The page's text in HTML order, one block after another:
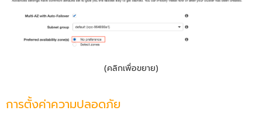
(คลิกเพื่อขยาย)
การตั้งค่าความปลอดภัย